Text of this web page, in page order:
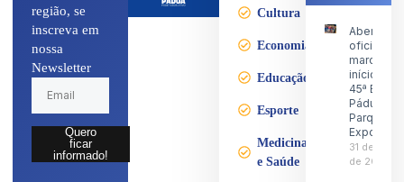
região, se
inscreva em
nossa
Newsletter
Quero
ficar
informado!
Cultura
Economia
Educação
Esporte
Medicina
e Saúde
Abertura
oficial
marca o
início da
45ª Expo
Pádua no
Parque de
31 de julho
de 2026